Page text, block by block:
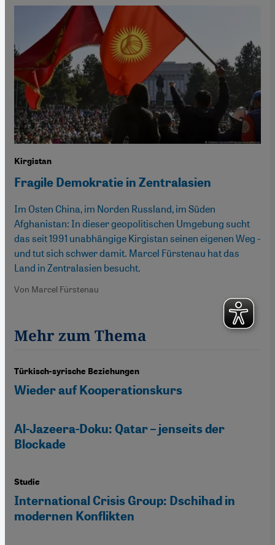
Kirgistan
Fragile Demokratie in Zentralasien
Im Osten China, im Norden Russland, im Süden
Afghanistan: In dieser geopolitischen Umgebung sucht
das seit 1991 unabhängige Kirgistan seinen eigenen Weg -
und tut sich schwer damit. Marcel Fürstenau hat das
Land in Zentralasien besucht.
Von Marcel Fürstenau
Mehr zum Thema
Türkisch-syrische Beziehungen
Wieder auf Kooperationskurs
Al-Jazeera-Doku: Qatar – jenseits der
Blockade
Studie
International Crisis Group: Dschihad in
modernen Konflikten